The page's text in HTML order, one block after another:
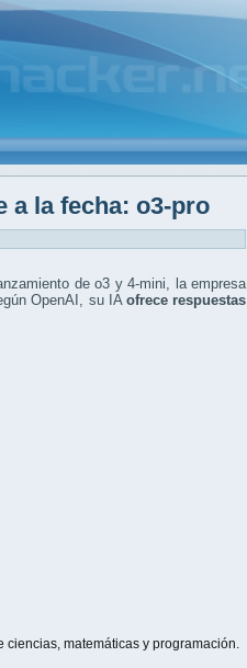
a la fecha: o3-pro
de o3 y 4-mini, la empresa
OpenAI, su IA ofrece respuestas
matemáticas y programación.